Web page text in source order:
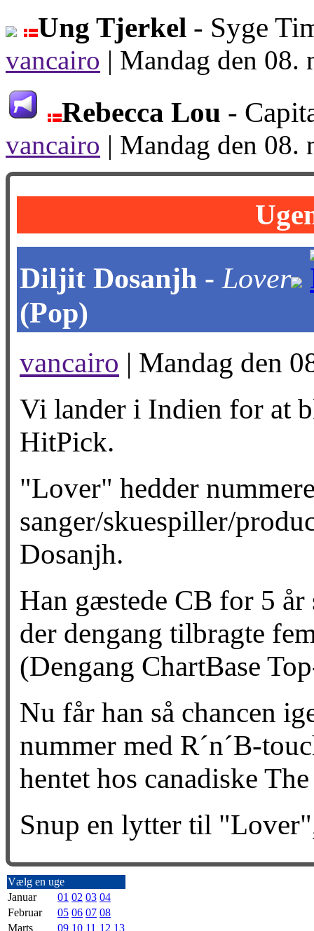
Ung Tjerkel - Syge
vancairo | Mandag den 08.
Rebecca Lou -
vancairo | Mandag den 08.
Diljit Dosanjh - Lover
(Pop)
vancairo | Mandag den
Vi lander i Indien for at
HitPick.
"Lover" hedder
sanger/skuespiller/
Dosanjh.
Han gæstede CB for 5
der dengang tilbragte
(Dengang ChartBase
Nu får han så chancen
nummer med R´n´B-
hentet hos canadiske
Snup en lytter til
Vælg en uge
Januar
01 02 03 04
Februar
05 06 07 08
Marts
09 10 11 12 13